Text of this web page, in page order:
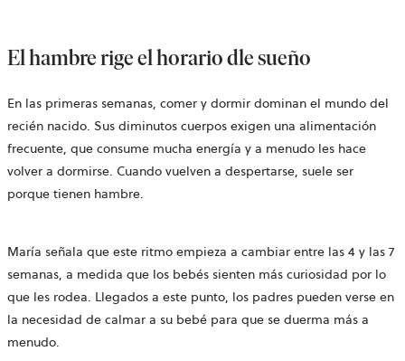
El hambre rige el horario dle sueño
En las primeras semanas, comer y dormir dominan el mundo del
recién nacido. Sus diminutos cuerpos exigen una alimentación
frecuente, que consume mucha energía y a menudo les hace
volver a dormirse. Cuando vuelven a despertarse, suele ser
porque tienen hambre.
María señala que este ritmo empieza a cambiar entre las 4 y las 7
semanas, a medida que los bebés sienten más curiosidad por lo
que les rodea. Llegados a este punto, los padres pueden verse en
la necesidad de calmar a su bebé para que se duerma más a
menudo.